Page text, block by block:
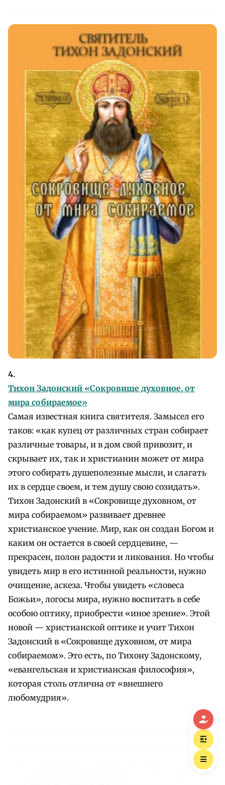
4.
Тихон Задонский «Сокровище духовное, от
мира собираемое»
Самая известная книга святителя. Замысел его
таков: «как купец от различных стран собирает
различные товары, и в дом свой привозит, и
скрывает их, так и христианин может от мира
этого собирать душеполезные мысли, и слагать
их в сердце своем, и тем душу свою созидать».
Тихон Задонский в «Сокровище духовном, от
мира собираемом» развивает древнее
христианское учение. Мир, как он создан Богом и
каким он остается в своей сердцевине, —
прекрасен, полон радости и ликования. Но чтобы
увидеть мир в его истинной реальности, нужно
очищение, аскеза. Чтобы увидеть «словеса
Божьи», логосы мира, нужно воспитать в себе
особою оптику, приобрести «иное зрение». Этой
новой — христианской оптике и учит Тихон
Задонский в «Сокровище духовном, от мира
собираемом». Это есть, по Тихону Задонскому,
«евангельская и христианская философия»,
которая столь отлична от «внешнего
любомудрия».